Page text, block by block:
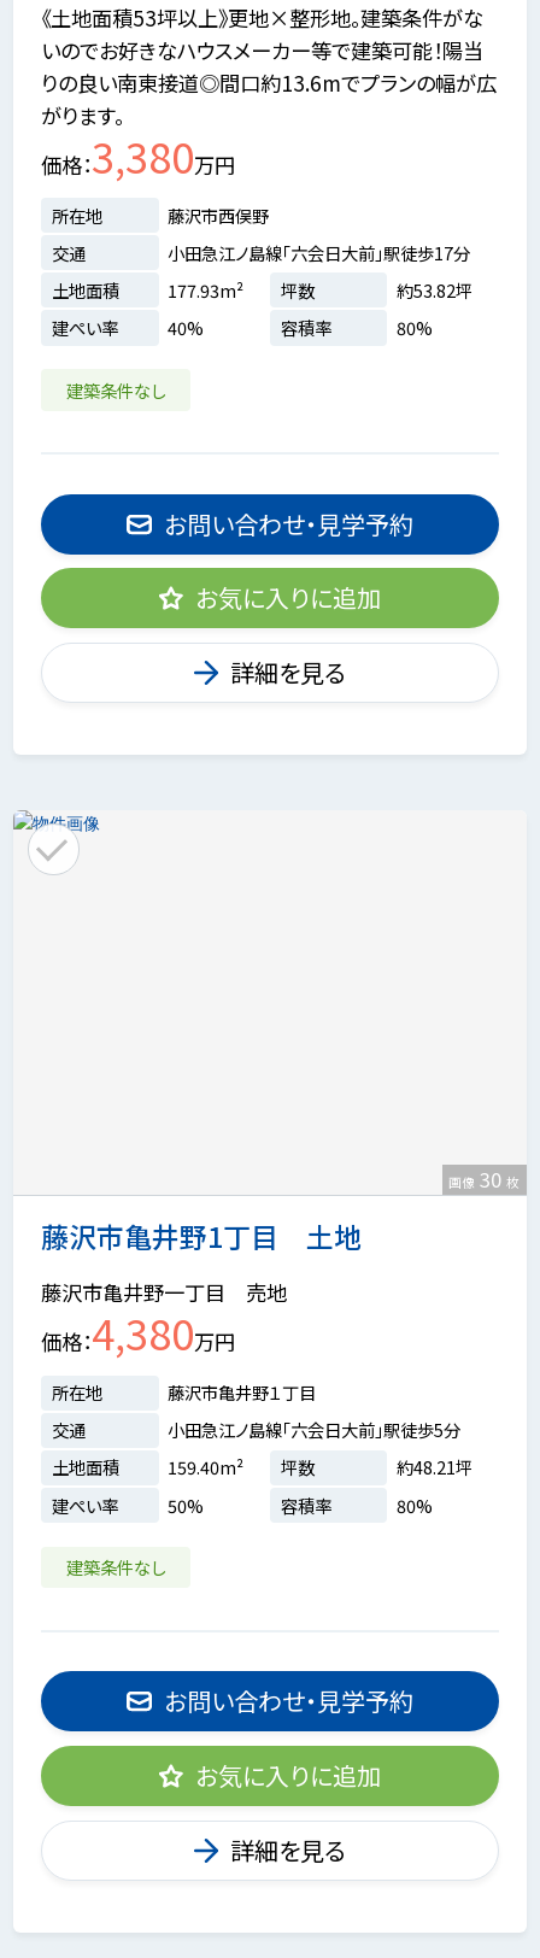
《土地面積53坪以上》更地×整形地。建築条件がな
いのでお好きなハウスメーカー等で建築可能！陽当
りの良い南東接道◎間口約13.6mでプランの幅が広
がります。
価格 3,380万円
所在地
藤沢市西俣野
交通
小田急江ノ島線「六会日大前」駅徒歩17分
土地面積
177.93m² 坪数
約53.82坪
建ぺい率
40% 容積率 80%
建築条件なし
お問い合わせ・見学予約
お気に入りに追加
詳細を見る
藤沢市亀井野1丁目 土地
画像 30 枚
藤沢市亀井野一丁目 売地
価格 4,380万円
所在地
藤沢市亀井野１丁目
交通
小田急江ノ島線「六会日大前」駅徒歩5分
土地面積
159.40m² 坪数
約48.21坪
建ぺい率
50% 容積率 80%
建築条件なし
お問い合わせ・見学予約
お気に入りに追加
詳細を見る